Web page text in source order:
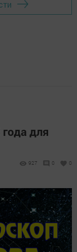
для
927 0 0